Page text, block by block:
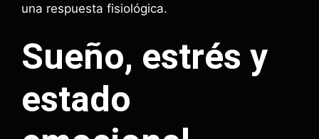
una respuesta fisiológica.
Sueño, estrés y
estado